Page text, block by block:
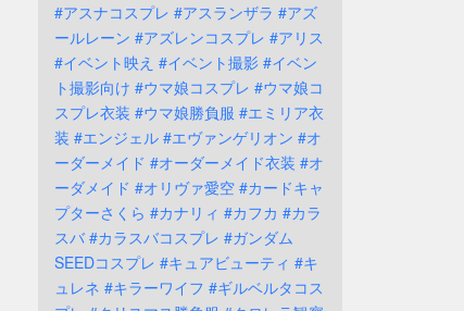
#アスナコスプレ #アスランザラ #アズ
ールレーン #アズレンコスプレ #アリス
#イベント映え #イベント撮影 #イベン
ト撮影向け #ウマ娘コスプレ #ウマ娘コ
スプレ衣装 #ウマ娘勝負服 #エミリア衣
装 #エンジェル #エヴァンゲリオン #オ
ーダーメイド #オーダーメイド衣装 #オ
ーダメイド #オリヴァ愛空 #カードキャ
プターさくら #カナリィ #カフカ #カラ
スバ #カラスバコスプレ #ガンダム
SEEDコスプレ #キュアビューティ #キ
ュレネ #キラーワイフ #ギルベルタコス